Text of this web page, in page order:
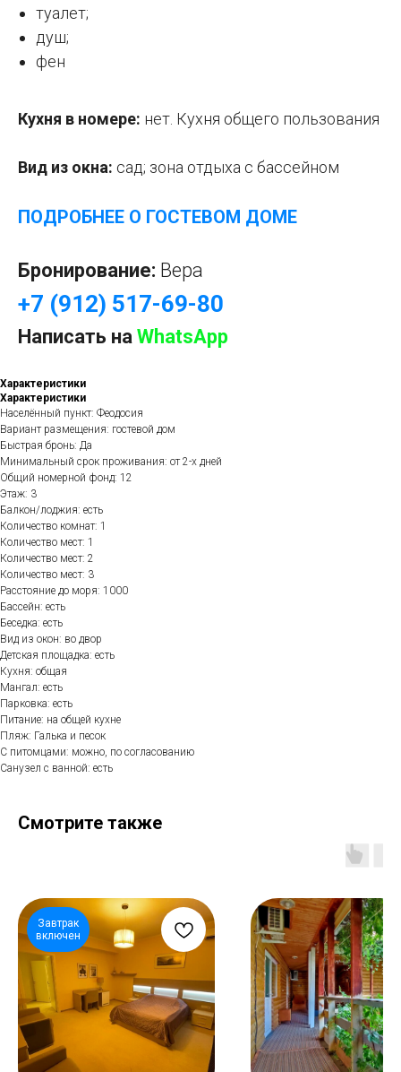
туалет;
душ;
фен
Кухня в номере: нет. Кухня общего пользования
Вид из окна: сад; зона отдыха с бассейном
ПОДРОБНЕЕ О ГОСТЕВОМ ДОМЕ
Бронирование: Вера
+7 (912) 517-69-80
Написать на WhatsApp
Характеристики
Характеристики
Населённый пункт: Феодосия
Вариант размещения: гостевой дом
Быстрая бронь: Да
Минимальный срок проживания: от 2-х дней
Общий номерной фонд: 12
Этаж: 3
Балкон/лоджия: есть
Количество комнат: 1
Количество мест: 1
Количество мест: 2
Количество мест: 3
Расстояние до моря: 1000
Бассейн: есть
Беседка: есть
Вид из окон: во двор
Детская площадка: есть
Кухня: общая
Мангал: есть
Парковка: есть
Питание: на общей кухне
Пляж: Галька и песок
С питомцами: можно, по согласованию
Санузел с ванной: есть
Смотрите также
Завтрак
включен